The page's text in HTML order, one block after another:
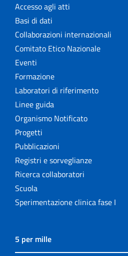
Accesso agli atti
Basi di dati
Collaborazioni internazionali
Comitato Etico Nazionale
Eventi
Formazione
Laboratori di riferimento
Linee guida
Organismo Notificato
Progetti
Pubblicazioni
Registri e sorveglianze
Ricerca collaboratori
Scuola
Sperimentazione clinica fase I
5 per mille